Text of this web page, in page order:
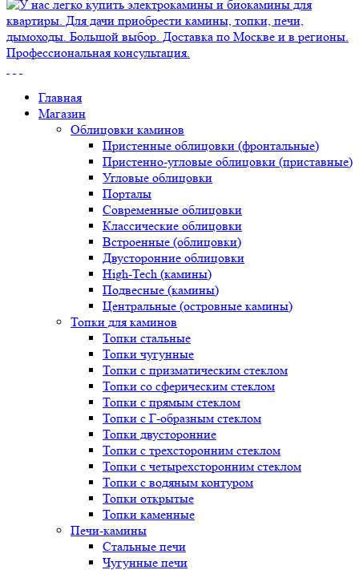
Главная
Магазин
Облицовки каминов
Пристенные облицовки (фронтальные)
Пристенно-угловые облицовки (приставные)
Угловые облицовки
Порталы
Современные облицовки
Классические облицовки
Встроенные (облицовки)
Двусторонние облицовки
High-Tech (камины)
Подвесные (камины)
Центральные (островные камины)
Топки для каминов
Топки стальные
Топки чугунные
Топки с призматическим стеклом
Топки со сферическим стеклом
Топки с прямым стеклом
Топки с Г-образным стеклом
Топки двусторонние
Топки с трехсторонним стеклом
Топки с четырехсторонним стеклом
Топки с водяным контуром
Топки открытые
Топки каменные
Печи-камины
Стальные печи
Чугунные печи